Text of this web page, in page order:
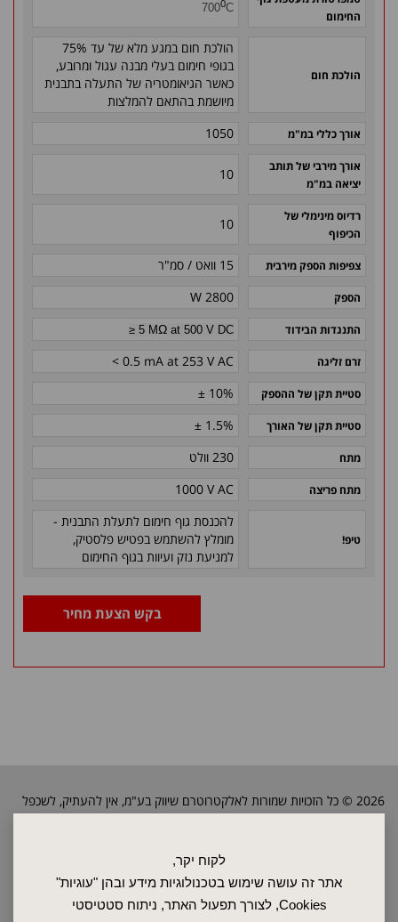
לקוח יקר,
אתר זה עושה שימוש בטכנולוגיות מידע ובהן "עוגיות"
Cookies, לצורך תפעול האתר, ניתוח סטטיסטי
החימום
7000C
הולכת חום
הולכת חום במגע מלא של עד 75%
בגופי חימום בעלי מבנה עגול ומרובע,
כאשר הגיאומטריה של התעלה בתבנית
מיושמת בהתאם להמלצות
אורך כללי במ"מ 1050
אורך מירבי של תותב
יציאה במ"מ
10
רדיוס מינימלי של
הכיפוף
10
צפיפות הספק מירבית 15 וואט / סמ"ר
הספק 2800 W
התנגדות הבידוד ≥ 5 MΩ at 500 V DC
זרם זליגה < 0.5 mA at 253 V AC
סטיית תקן של ההספק ± 10%
סטיית תקן של האורך ± 1.5%
מתח 230 וולט
מתח פריצה 1000 V AC
טיפ!
להכנסת גוף חימום לתעלת התבנית -
מומלץ להשתמש בפטיש פלסטיק,
למניעת נזק ועיוות בגוף החימום
בקש הצעת מחיר
2026 © כל הזכויות שמורות לאלקטרוטרם שיווק בע"מ, אין להעתיק, לשכפל
טקסטים, תמונות וכל חומר אחר באתר זה ללא אישור בעלי החברה.
שרות ותחזוקה